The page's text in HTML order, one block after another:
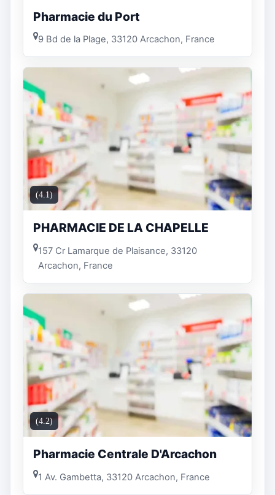
Pharmacie du Port
9 Bd de la Plage, 33120 Arcachon, France
(4.1)
PHARMACIE DE LA CHAPELLE
157 Cr Lamarque de Plaisance, 33120
Arcachon, France
(4.2)
Pharmacie Centrale D'Arcachon
1 Av. Gambetta, 33120 Arcachon, France